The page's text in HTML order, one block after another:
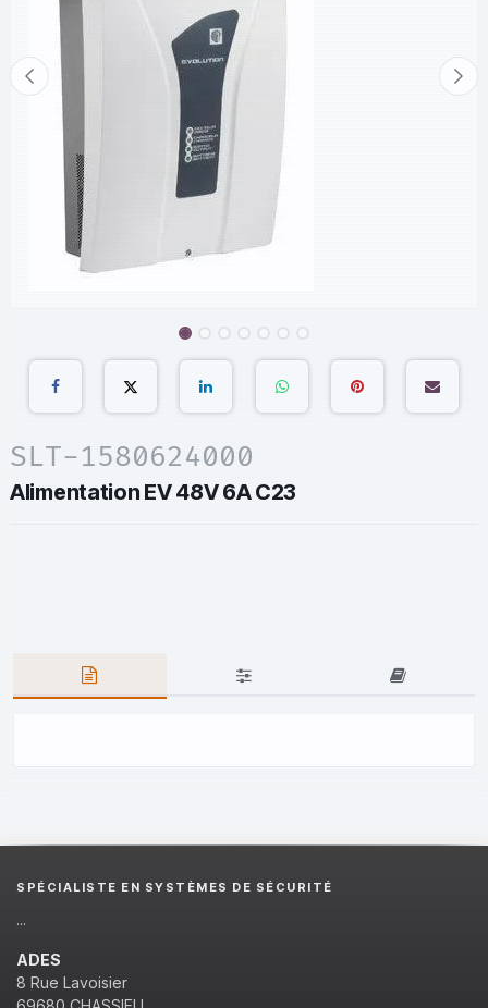
SLT-1580624000
Alimentation EV 48V 6A C23
SPÉCIALISTE EN SYSTÈMES DE SÉCURITÉ
...
ADES
8 Rue Lavoisier